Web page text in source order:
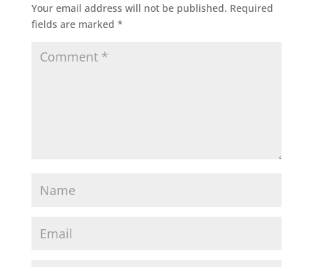
Your email address will not be published. Required
fields are marked *